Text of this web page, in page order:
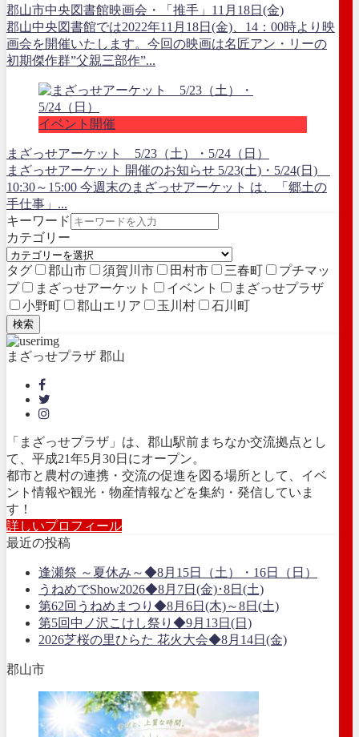
郡山市中央図書館映画会・「推手」11月18日(金)
郡山中央図書館では2022年11月18日(金)、14：00時より映
画会を開催いたします。今回の映画は名匠アン・リーの
初期傑作群”父親三部作”...
イベント開催
まざっせアーケット 5/23（土）・5/24（日）
まざっせアーケット 開催のお知らせ 5/23(土)・5/24(日)
10:30～15:00 今週末のまざっせアーケット は、「郷土の
手仕事」...
キーワード
カテゴリー
タグ 郡山市 須賀川市 田村市 三春町
プチマッ
プ
まざっせアーケット イベント
まざっせプラザ
小野町
郡山エリア 玉川村 石川町
検索
まざっせプラザ 郡山
「まざっせプラザ」は、郡山駅前まちなか交流拠点とし
て、平成21年5月30日にオープン。
都市と農村の連携・交流の促進を図る場所として、イベ
ント情報や観光・物産情報などを集約・発信していま
す！
詳しいプロフィール
最近の投稿
逢瀬祭 ～夏休み～◆8月15日（土）・16日（日）
うねめでShow2026◆8月7日(金)･8日(土)
第62回うねめまつり◆8月6日(木)～8日(土)
第5回中ノ沢こけし祭り◆9月13日(日)
2026芝桜の里ひらた 花火大会◆8月14日(金)
郡山市